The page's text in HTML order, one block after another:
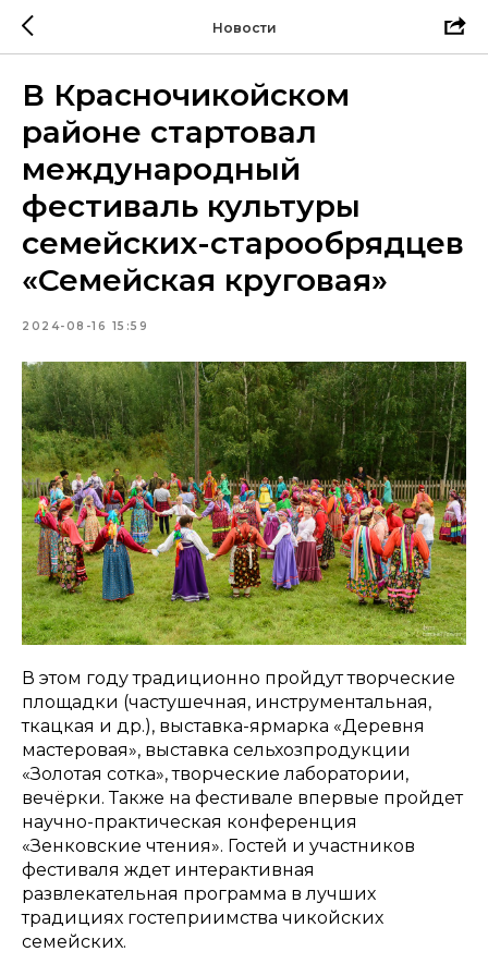
Новости
В Красночикойском
районе стартовал
международный
фестиваль культуры
семейских-старообрядцев
«Семейская круговая»
2024-08-16 15:59
В этом году традиционно пройдут творческие
площадки (частушечная, инструментальная,
ткацкая и др.), выставка-ярмарка «Деревня
мастеровая», выставка сельхозпродукции
«Золотая сотка», творческие лаборатории,
вечёрки. Также на фестивале впервые пройдет
научно-практическая конференция
«Зенковские чтения». Гостей и участников
фестиваля ждет интерактивная
развлекательная программа в лучших
традициях гостеприимства чикойских
семейских.